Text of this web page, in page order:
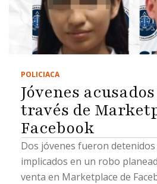
POLICIACA
Jóvenes
través de
Facebook
Dos jóvenes fueron
implicados en un robo
venta en Marketplace de